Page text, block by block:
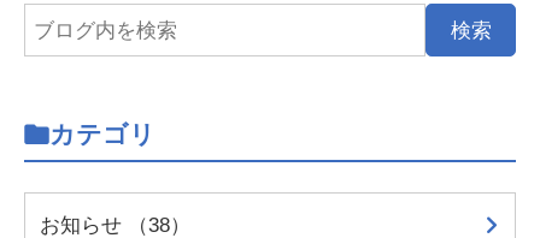
カテゴリ
お知らせ （38）